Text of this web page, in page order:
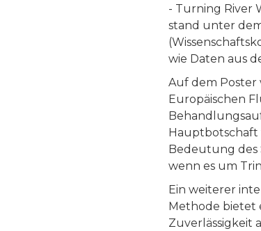
- Turning River
stand unter
wie Daten aus
Auf dem Poster
Europäischen
Hauptbotschaft
Bedeutung des
wenn es um
Ein weiterer
Methode bietet
Zuverlässigkeit